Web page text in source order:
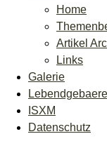
Home
Artikel
Links
Galerie
ISXM
Datenschutz